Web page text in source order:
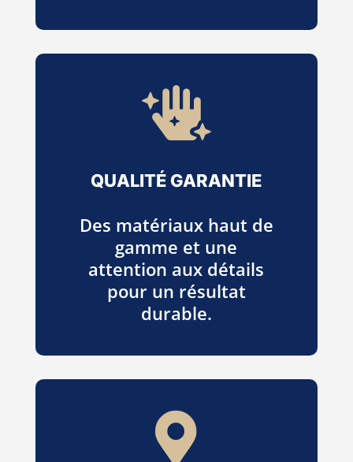

QUALITÉ GARANTIE
Des matériaux haut de
gamme et une
attention aux détails
pour un résultat
durable.
